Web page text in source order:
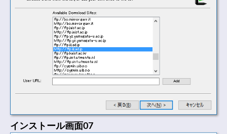
インストール画面07